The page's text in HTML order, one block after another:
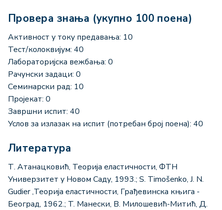
Провера знања (укупно 100 поена)
Активност у току предавања: 10
Тест/колоквијум: 40
Лабораторијска вежбања: 0
Рачунски задаци: 0
Семинарски рад: 10
Пројекат: 0
Завршни испит: 40
Услов за излазак на испит (потребан број поена): 40
Литература
Т. Атанацковић, Теорија еластичности, ФТН
Универзитет у Новом Саду, 1993.; S. Timošenko, J. N.
Gudier ,Теорија еластичности, Грађевинска књига -
Београд, 1962.; T. Манески, В. Милошевић-Митић, Д.